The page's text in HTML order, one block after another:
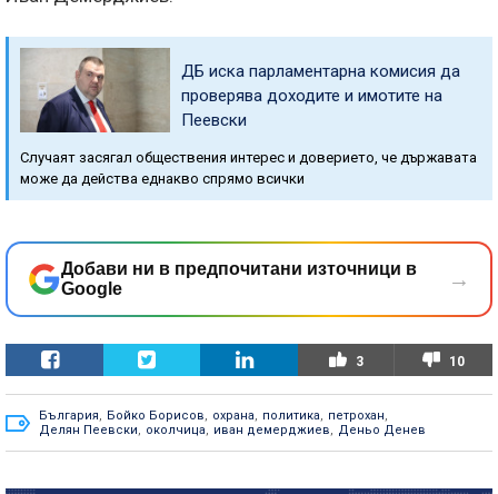
ДБ иска парламентарна комисия да
проверява доходите и имотите на
Пеевски
Случаят засягал обществения интерес и доверието, че държавата
може да действа еднакво спрямо всички
Добави ни в предпочитани източници в
Google
→
3 10
България, Бойко Борисов, охрана, политика, петрохан,
Делян Пеевски, околчица, иван демерджиев, Деньо Денев